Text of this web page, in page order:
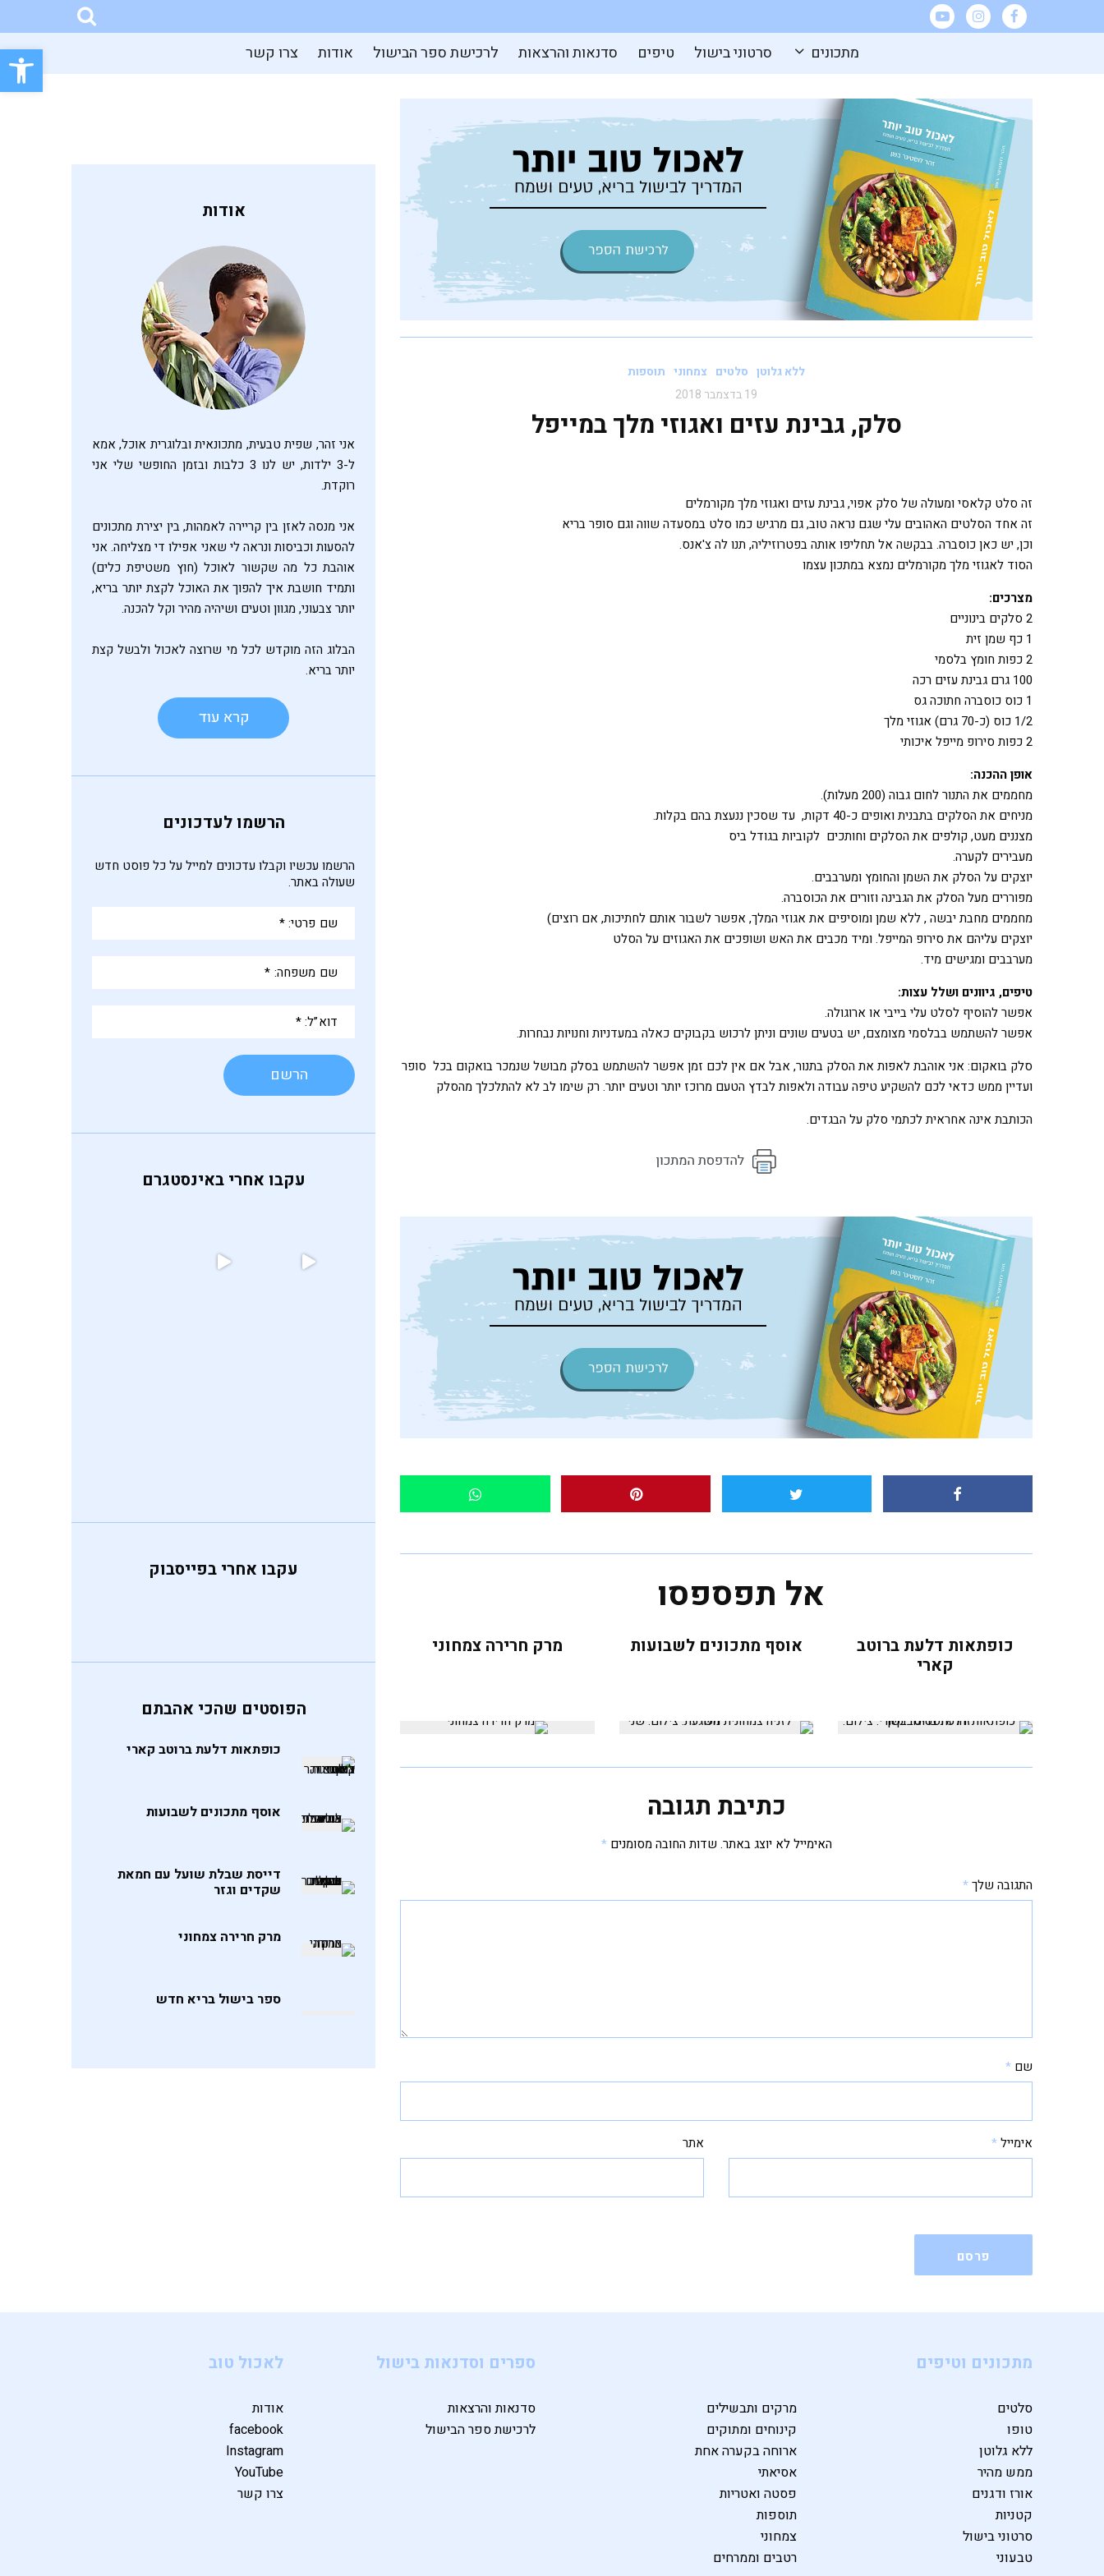
פתח מתכונים סרטוני בישול טיפים סדנאות והרצאות לרכישת ספר הבישול אודות צרו קשר
ללא גלוטן סלטים צמחוני תוספות
19 בדצמבר 2018
סלק, גבינת עזים ואגוזי מלך במייפל
זה סלט קלאסי ומעולה של סלק אפוי, גבינת עזים ואגוזי מלך מקורמלים
זה אחד הסלטים האהובים עלי שגם נראה טוב, גם מרגיש כמו סלט במסעדה שווה וגם סופר בריא
וכן, יש כאן כוסברה. בבקשה אל תחליפו אותה בפטרוזיליה, תנו לה צ'אנס.
הסוד לאגוזי מלך מקורמלים נמצא במתכון עצמו
מצרכים:
2 סלקים בינוניים
1 כף שמן זית
2 כפות חומץ בלסמי
100 גרם גבינת עזים רכה
1 כוס כוסברה חתוכה גס
1/2 כוס (כ-70 גרם) אגוזי מלך
2 כפות סירופ מייפל איכותי
אופן ההכנה:
מחממים את התנור לחום גבוה (200 מעלות).
מניחים את הסלקים בתבנית ואופים כ-40 דקות, עד שסכין ננעצת בהם בקלות.
מצננים מעט, קולפים את הסלקים וחותכים לקוביות בגודל ביס
מעבירים לקערה.
יוצקים על הסלק את השמן והחומץ ומערבבים.
מפוררים מעל הסלק את הגבינה וזורים את הכוסברה.
מחממים מחבת יבשה , ללא שמן ומוסיפים את אגוזי המלך, אפשר לשבור אותם לחתיכות, אם רוצים)
יוצקים עליהם את סירופ המייפל. ומיד מכבים את האש ושופכים את האגוזים על הסלט
מערבבים ומגישים מיד.
טיפים, גיוונים ושלל עצות:
אפשר להוסיף לסלט עלי בייבי או ארוגולה.
אפשר להשתמש בבלסמי מצומצם, יש בטעים שונים וניתן לרכוש בקבוקים כאלה במעדניות וחנויות נבחרות.
סלק בואקום: אני אוהבת לאפות את הסלק בתנור, אבל אם אין לכם זמן אפשר להשתמש בסלק מבושל שנמכר בואקום בכל סופר
ועדיין ממש כדאי לכם להשקיע טיפה עבודה ולאפות לבדץ הטעם מרוכז יותר וטעים יותר. רק שימו לב לא להתלכלך מהסלק
הכותבת אינה אחראית לכתמי סלק על הבגדים.
אל תפספסו
כופתאות דלעת ברוטב
קארי
אוסף מתכונים לשבועות מרק חרירה צמחוני
כתיבת תגובה
האימייל לא יוצג באתר. שדות החובה מסומנים*
התגובה שלך*
שם *
אימייל* אתר
אודות
אני זהר, שפית טבעית, מתכונאית ובלוגרית אוכל, אמא
ל-3 ילדות, יש לנו 3 כלבות ובזמן החופשי שלי אני
רוקדת.
אני מנסה לאזן בין קריירה לאמהות, בין יצירת מתכונים
להסעות וכביסות ונראה לי שאני אפילו די מצליחה. אני
אוהבת כל מה שקשור לאוכל (חוץ משטיפת כלים)
ותמיד חושבת איך להפוך את האוכל לקצת יותר בריא,
יותר צבעוני, מגוון וטעים ושיהיה מהיר וקל להכנה.
הבלוג הזה מוקדש לכל מי שרוצה לאכול ולבשל קצת
יותר בריא.
הרשמו לעדכונים
הרשמו עכשיו וקבלו עדכונים למייל על כל פוסט חדש
שעולה באתר.
פרטי:
משפחה:
עקבו אחרי באינסטגרם
יש לי הרבה מילים טובות לומר
צאו לאחו לקטוף חובזה, בלי לה
עקבו אחרי בפייסבוק
הפוסטים שהכי אהבתם
כופתאות דלעת ברוטב קארי
אוסף מתכונים לשבועות
דייסת שבלת שועל עם חמאת
שקדים וגזר
מרק חרירה צמחוני
ספר בישול בריא חדש
מתכונים וטיפים
סלטים
מרקים ותבשילים
טופו
קינוחים ומתוקים
ללא גלוטן
ארוחה בקערה אחת
ממש מהיר
אסיאתי
אורז ודגנים
פסטה ואטריות
קטניות
תוספות
סרטוני בישול
צמחוני
טבעוני
רטבים וממרחים
ספרים וסדנאות בישול
סדנאות והרצאות
לרכישת ספר הבישול
לאכול טוב
אודות
facebook
Instagram
YouTube
צרו קשר